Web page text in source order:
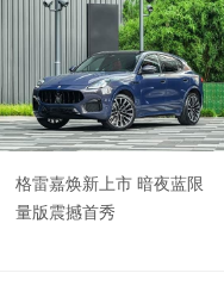
格雷嘉焕新上市 暗夜蓝限
量版震撼首秀